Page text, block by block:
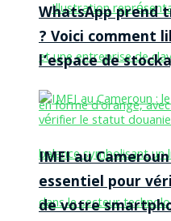
WhatsApp prend
? Voici comment
l’espace de
IMEI au
essentiel pour
de votre